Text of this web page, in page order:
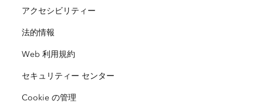
Esri ストア
ArcWatch
Esri ビデオ
企業行動規範
教育機関
アクセシビリティー
法的情報
Web 利用規約
セキュリティー センター
Cookie の管理